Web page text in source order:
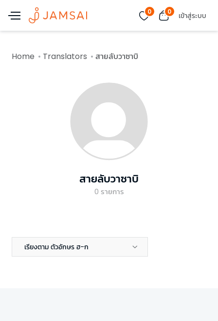
0 0 เข้าสู่ระบบ
Home Translators สายลับวาซาบิ
สายลับวาซาบิ
0 รายการ
เรียงตาม ตัวอักษร ฮ-ก